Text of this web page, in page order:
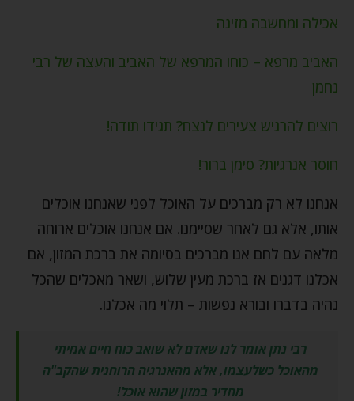
אכילה ומחשבה מזינה
האביב מרפא – כוחו המרפא של האביב והעצה של רבי
נחמן
רוצים להרגיש צעירים לנצח? תגידו תודה!
חוסר אנרגיות? סימן ברור!
אנחנו לא רק מברכים על האוכל לפני שאנחנו אוכלים
אותו, אלא גם לאחר שסיימנו. אם אנחנו אוכלים ארוחה
מלאה עם לחם אנו מברכים בסיומה את ברכת המזון, אם
אכלנו דגנים אז ברכת מעין שלוש, ושאר מאכלים שהכל
נהיה בדברו ובורא נפשות – תלוי מה אכלנו.
רבי נתן אומר לנו שאדם לא שואב כוח חיים אמיתי
מהאוכל כשלעצמו, אלא מהאנרגיה הרוחנית שהקב"ה
מחדיר במזון שהוא אוכל!